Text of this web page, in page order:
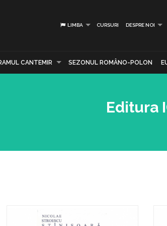
LIMBA CURSURI DESPRE NOI
CANTEMIR SEZONUL ROMÂNO-POLON
Editura